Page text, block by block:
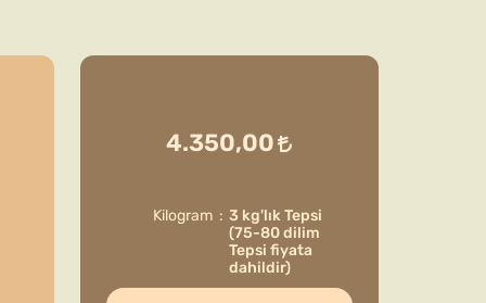
4.350,00
Kilogram
3 kg'lık Tepsi
(75-80 dilim
Tepsi fiyata
dahildir)